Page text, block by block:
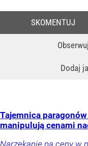
Dodaj
SKOMENTUJ
Tajemnica
manipulują cenami